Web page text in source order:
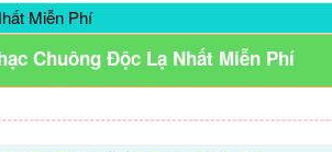
Miễn Phí
Chuông Độc Lạ Nhất Miễn Phí